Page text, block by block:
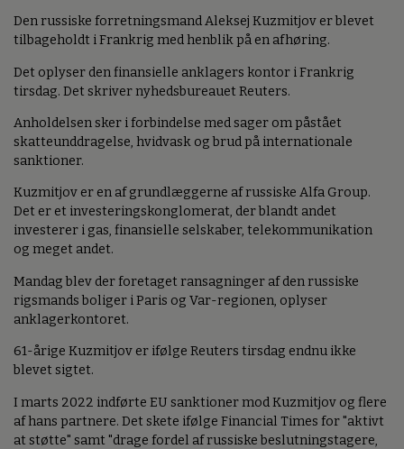
Den russiske forretningsmand Aleksej Kuzmitjov er blevet
tilbageholdt i Frankrig med henblik på en afhøring.
Det oplyser den finansielle anklagers kontor i Frankrig
tirsdag. Det skriver nyhedsbureauet Reuters.
Anholdelsen sker i forbindelse med sager om påstået
skatteunddragelse, hvidvask og brud på internationale
sanktioner.
Kuzmitjov er en af grundlæggerne af russiske Alfa Group.
Det er et investeringskonglomerat, der blandt andet
investerer i gas, finansielle selskaber, telekommunikation
og meget andet.
Mandag blev der foretaget ransagninger af den russiske
rigsmands boliger i Paris og Var-regionen, oplyser
anklagerkontoret.
61-årige Kuzmitjov er ifølge Reuters tirsdag endnu ikke
blevet sigtet.
I marts 2022 indførte EU sanktioner mod Kuzmitjov og flere
af hans partnere. Det skete ifølge Financial Times for "aktivt
at støtte" samt "drage fordel af russiske beslutningstagere,